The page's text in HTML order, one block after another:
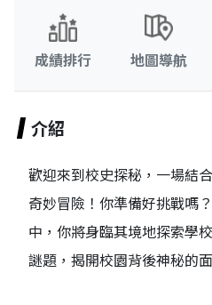
成績排行 地圖導航
介紹
歡迎來到校史探秘，一場結
奇妙冒險！你準備好挑戰嗎
中，你將身臨其境地探索學
謎題，揭開校園背後神秘的